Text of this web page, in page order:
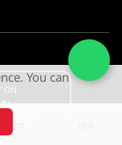
ON
You can